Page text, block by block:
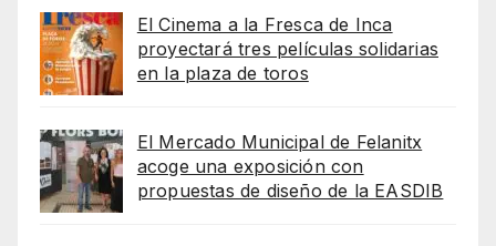
El Cinema a la Fresca de Inca
proyectará tres películas solidarias
en la plaza de toros
El Mercado Municipal de Felanitx
acoge una exposición con
propuestas de diseño de la EASDIB